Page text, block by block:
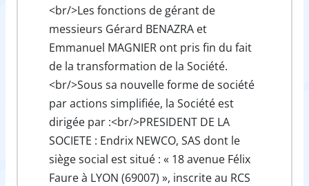
<br/>Les fonctions de gérant de
messieurs Gérard BENAZRA et
Emmanuel MAGNIER ont pris fin du fait
de la transformation de la Société.
<br/>Sous sa nouvelle forme de société
par actions simplifiée, la Société est
dirigée par :<br/>PRESIDENT DE LA
SOCIETE : Endrix NEWCO, SAS dont le
siège social est situé : « 18 avenue Félix
Faure à LYON (69007) », inscrite au RCS